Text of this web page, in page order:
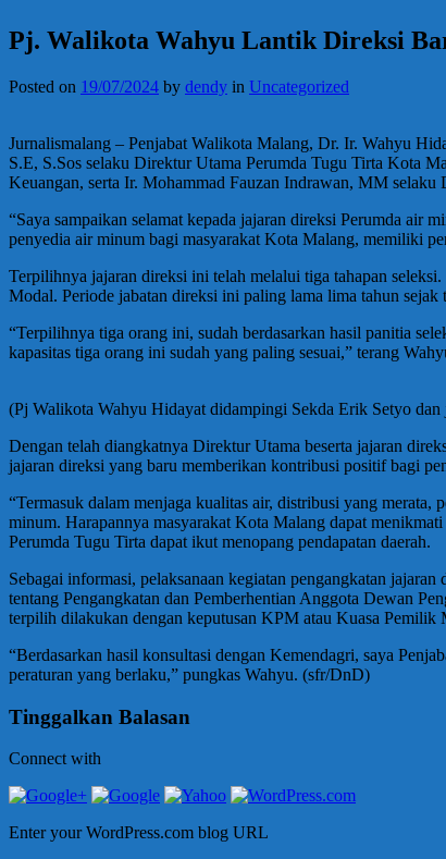
Pj. Walikota Wahyu Lantik Direksi
Posted on 19/07/2024 by dendy in Uncategorized
Jurnalismalang – Penjabat Walikota Malang, Dr. Ir. Wahyu
S.E, S.Sos selaku Direktur Utama Perumda Tugu Tirta Kota
Keuangan, serta Ir. Mohammad Fauzan Indrawan, MM selaku
“Saya sampaikan selamat kepada jajaran direksi Perumda air
penyedia air minum bagi masyarakat Kota Malang, memiliki
Terpilihnya jajaran direksi ini telah melalui tiga tahapan
Modal. Periode jabatan direksi ini paling lama lima tahun sejak
“Terpilihnya tiga orang ini, sudah berdasarkan hasil panitia
kapasitas tiga orang ini sudah yang paling sesuai,” terang
(Pj Walikota Wahyu Hidayat didampingi Sekda Erik Setyo
Dengan telah diangkatnya Direktur Utama beserta jajaran
jajaran direksi yang baru memberikan kontribusi positif bagi
“Termasuk dalam menjaga kualitas air, distribusi yang
minum. Harapannya masyarakat Kota Malang dapat
Perumda Tugu Tirta dapat ikut menopang pendapatan daerah.
Sebagai informasi, pelaksanaan kegiatan pengangkatan
tentang Pengangkatan dan Pemberhentian Anggota Dewan
terpilih dilakukan dengan keputusan KPM atau Kuasa Pemilik
“Berdasarkan hasil konsultasi dengan Kemendagri, saya
peraturan yang berlaku,” pungkas Wahyu. (sfr/DnD)
Tinggalkan Balasan
Connect with
Enter your WordPress.com blog URL